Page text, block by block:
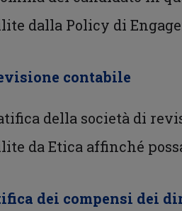
dalla Policy di
contabile
della società di
da Etica affinché
dei compensi dei